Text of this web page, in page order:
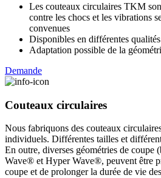
Les couteaux circulaires TKM
contre les chocs et les vibrations
convenues
Disponibles en différentes qualités
Adaptation possible de la
Demande
Couteaux circulaires
Nous fabriquons des couteaux
individuels. Différentes tailles et
En outre, diverses géométries de coupe
Wave® et Hyper Wave®, peuvent être
coupe et de prolonger la durée de vie